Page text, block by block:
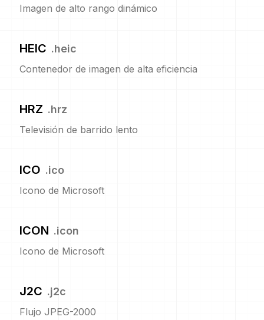
Imagen de alto rango dinámico
HEIC .heic
Contenedor de imagen de alta eficiencia
HRZ .hrz
Televisión de barrido lento
ICO .ico
Icono de Microsoft
ICON .icon
Icono de Microsoft
J2C .j2c
Flujo JPEG-2000